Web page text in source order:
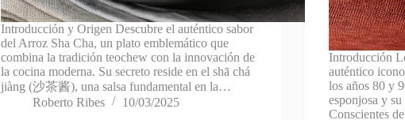
Introducción y Origen Descubre el auténtico sabor
del Arroz Sha Cha, un plato emblemático que
combina la tradición teochew con la innovación de
la cocina moderna. Su secreto reside en el shā chá
jiàng (沙茶酱), una salsa fundamental en la…
Roberto Ribes
10/03/2025
Introducción
auténtico
los años 80 y
esponjosa y
Conscientes